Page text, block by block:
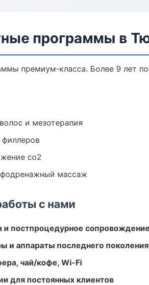
программы в
премиум-класса. Более 9 лет
и мезотерапия
co2
массаж
с нами
и постпроцедурное сопровождение
и аппараты последнего поколения
чай/кофе, Wi-Fi
для постоянных клиентов